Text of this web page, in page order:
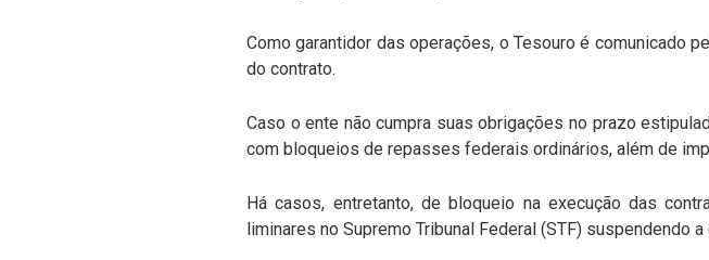
Como garantidor das operações, o Tesouro é comunicado
do contrato.
Caso o ente não cumpra suas obrigações no prazo
com bloqueios de repasses federais ordinários, além de
Há casos, entretanto, de bloqueio na execução das
liminares no Supremo Tribunal Federal (STF) suspendendo a